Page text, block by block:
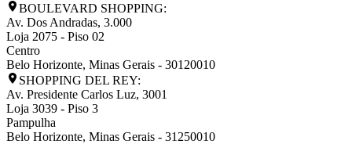
BOULEVARD SHOPPING:
Av. Dos Andradas, 3.000
Loja 2075 - Piso 02
Centro
Belo Horizonte, Minas Gerais - 30120010
SHOPPING DEL REY:
Av. Presidente Carlos Luz, 3001
Loja 3039 - Piso 3
Pampulha
Belo Horizonte, Minas Gerais - 31250010